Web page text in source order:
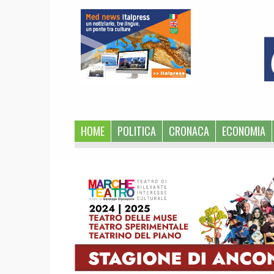
HOME POLITICA CRONACA ECONOMIA